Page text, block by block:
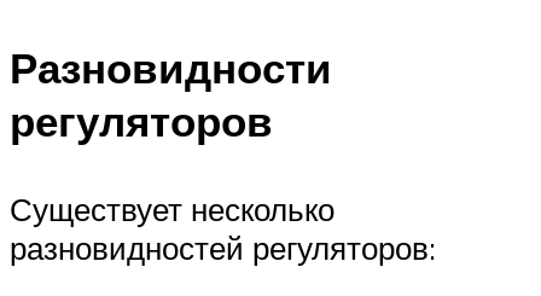
Разновидности
регуляторов
Существует несколько
разновидностей регуляторов: